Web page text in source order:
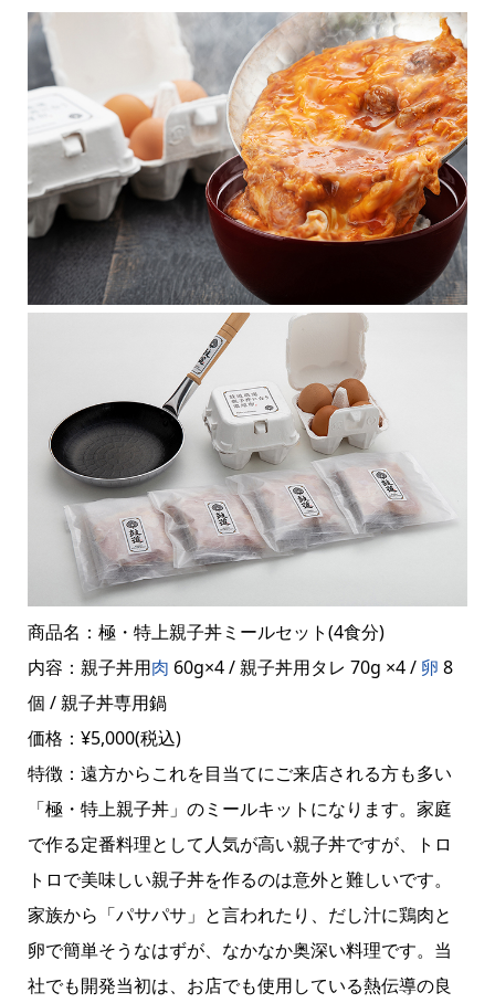
商品名：極・特上親子丼ミールセット(4食分)
内容：親子丼用肉 60g×4 / 親子丼用タレ 70g ×4 / 卵 8
個 / 親子丼専用鍋
価格：¥5,000(税込)
特徴：遠方からこれを目当てにご来店される方も多い
「極・特上親子丼」のミールキットになります。家庭
で作る定番料理として人気が高い親子丼ですが、トロ
トロで美味しい親子丼を作るのは意外と難しいです。
家族から「パサパサ」と言われたり、だし汁に鶏肉と
卵で簡単そうなはずが、なかなか奥深い料理です。当
社でも開発当初は、お店でも使用している熱伝導の良